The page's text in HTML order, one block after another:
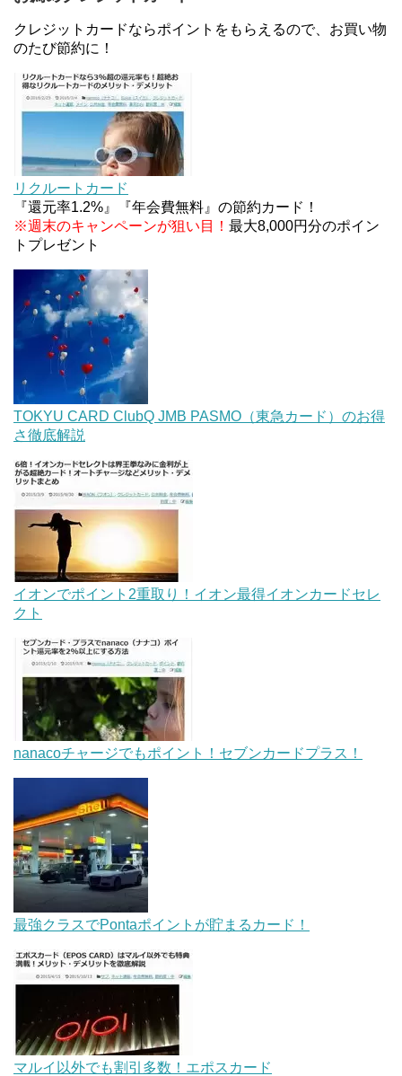
JCBカードWでApple Pay追加時のナビダイヤル
0570を回避する方法
住信SBIネット銀行のデビットカードPoint＋で最大
2%還元！V NEOバンクデビットとどっちが良い？
条件などまとめ
マイナンバーカードの点字っている？デメリット3
クレジットカードならポイントをもらえるので、お買い物
のたび節約に！
リクルートカード
『還元率1.2%』『年会費無料』の節約カード！
※週末のキャンペーンが狙い目！ 最大8,000円分のポイン
トプレゼント
TOKYU CARD ClubQ JMB PASMO（東急カード）のお得
さ徹底解説
イオンでポイント2重取り！イオン最得イオンカードセレ
クト
nanacoチャージでもポイント！セブンカードプラス！
最強クラスでPontaポイントが貯まるカード！
マルイ以外でも割引多数！エポスカード